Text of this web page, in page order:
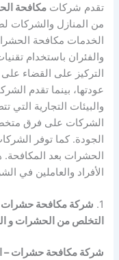
تقدم شركاتمكافحة
من المنازل والشركات
الخدمات مكافحة
والفئران باستخدام
التركيز على القضاء
عودتها، بينما تقدم
والبيئات التجارية التي
الشركات على فرق
الجودة. كما توفر
الحشرات بعد
الأفراد والعاملين في
1. شركة مكافحة حشرات |
التخلص من الحشرات و
شركة مكافحة حشرات –